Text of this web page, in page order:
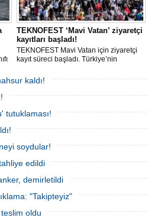
TEKNOFEST ‘Mavi Vatan’ ziyaretçi
kayıtları başladı!
TEKNOFEST Mavi Vatan için ziyaretçi
kayıt süreci başladı. Türkiye’nin
odaklanan etkinliği, 20-23 Ağustos
tarihleri arasında Gölcük Tersanesi
Komutanlığı’nda gerçekleştirilecek.
kaldı!
tutuklaması!
soydular!
edildi
demirletildi
"Takipteyiz"
oldu